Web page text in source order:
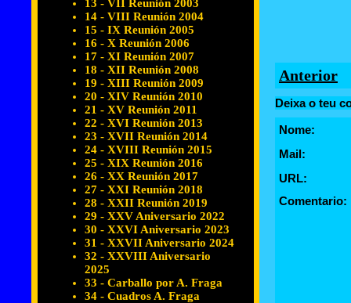
13 - VII Reunión 2003
14 - VIII Reunión 2004
15 - IX Reunión 2005
16 - X Reunión 2006
17 - XI Reunión 2007
18 - XII Reunión 2008
19 - XIII Reunión 2009
20 - XIV Reunión 2010
21 - XV Reunión 2011
22 - XVI Reunión 2013
23 - XVII Reunión 2014
24 - XVIII Reunión 2015
25 - XIX Reunión 2016
26 - XX Reunión 2017
27 - XXI Reunión 2018
28 - XXII Reunión 2019
29 - XXV Aniversario 2022
30 - XXVI Aniversario 2023
31 - XXVII Aniversario 2024
32 - XXVIII Aniversario
2025
33 - Carballo por A. Fraga
34 - Cuadros A. Fraga
Anterior
Deixa o teu
Nome:
Mail:
URL:
Comentario: